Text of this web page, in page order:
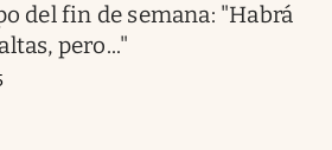
del fin de semana: "Habrá
pero..."